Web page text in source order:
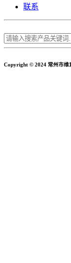
联系
Copyright © 2024 常州市维